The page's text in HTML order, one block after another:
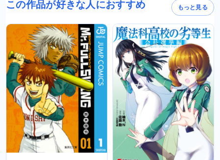
この作品が好きな人におすすめ もっと見る